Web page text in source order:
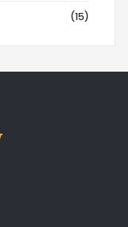
(15)